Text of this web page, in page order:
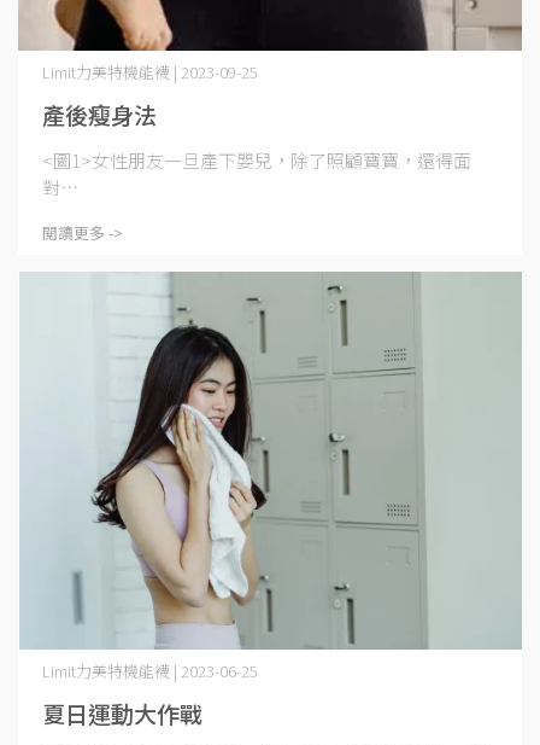
產後瘦身法
Limit力美特機能襪 | 2023-09-25
<圖1>女性朋友一旦產下嬰兒，除了照顧寶寶，還得面
對⋯
閱讀更多 ->
夏日運動大作戰
Limit力美特機能襪 | 2023-06-25